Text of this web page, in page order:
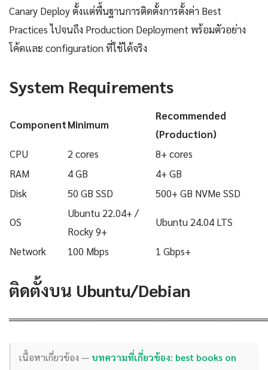
Canary Deploy ตั้งแต่พื้นฐานการติดตั้งการตั้งค่า Best
Practices ไปจนถึง Production Deployment พร้อมตัวอย่าง
โค้ดและ configuration ที่ใช้ได้จริง
System Requirements
ComponentMinimum
Recommended
(Production)
CPU
2 cores
8+ cores
RAM
4 GB
4+ GB
Disk
50 GB SSD 500+ GB NVMe SSD
OS
Ubuntu 22.04+ /
Rocky 9+
Ubuntu 24.04 LTS
Network 100 Mbps 1 Gbps+
ติดตั้งบน Ubuntu/Debian
เนื้อหาเกี่ยวข้อง — บทความที่เกี่ยวข้อง: best books on